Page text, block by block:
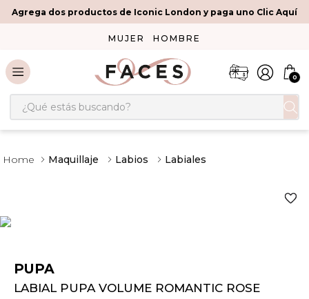
Agrega dos productos de Iconic London y paga uno Clic Aquí
MUJER HOMBRE
0
¿Qué estás buscando?
Maquillaje Labios Labiales
PUPA
LABIAL PUPA VOLUME ROMANTIC ROSE